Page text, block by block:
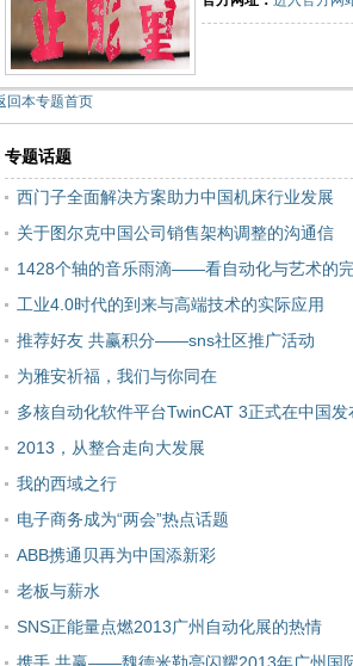
回本专题首页
专题话题
西门子全面解决方案助力中国机床行业发展
关于图尔克中国公司销售架构调整的沟通信
1428个轴的音乐雨滴——看自动化与艺术的
工业4.0时代的到来与高端技术的实际应用
推荐好友 共赢积分——sns社区推广活动
为雅安祈福，我们与你同在
多核自动化软件平台TwinCAT 3正式在中国
2013，从整合走向大发展
我的西域之行
电子商务成为“两会”热点话题
ABB携通贝再为中国添新彩
老板与薪水
SNS正能量点燃2013广州自动化展的热情